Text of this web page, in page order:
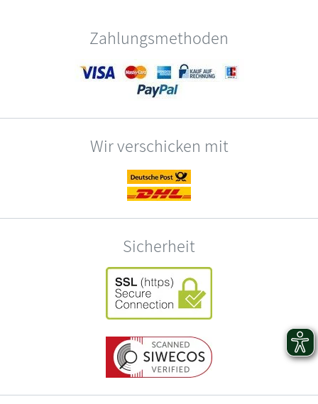
Zahlungsmethoden
Wir verschicken mit
Sicherheit